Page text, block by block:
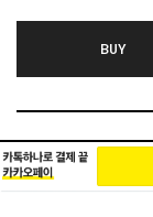
BUY